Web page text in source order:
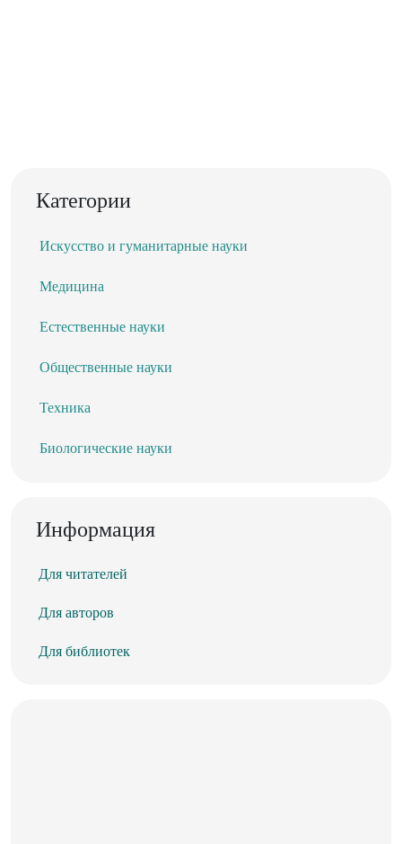
Категории
Искусство и гуманитарные науки
Медицина
Естественные науки
Общественные науки
Техника
Биологические науки
Информация
Для читателей
Для авторов
Для библиотек